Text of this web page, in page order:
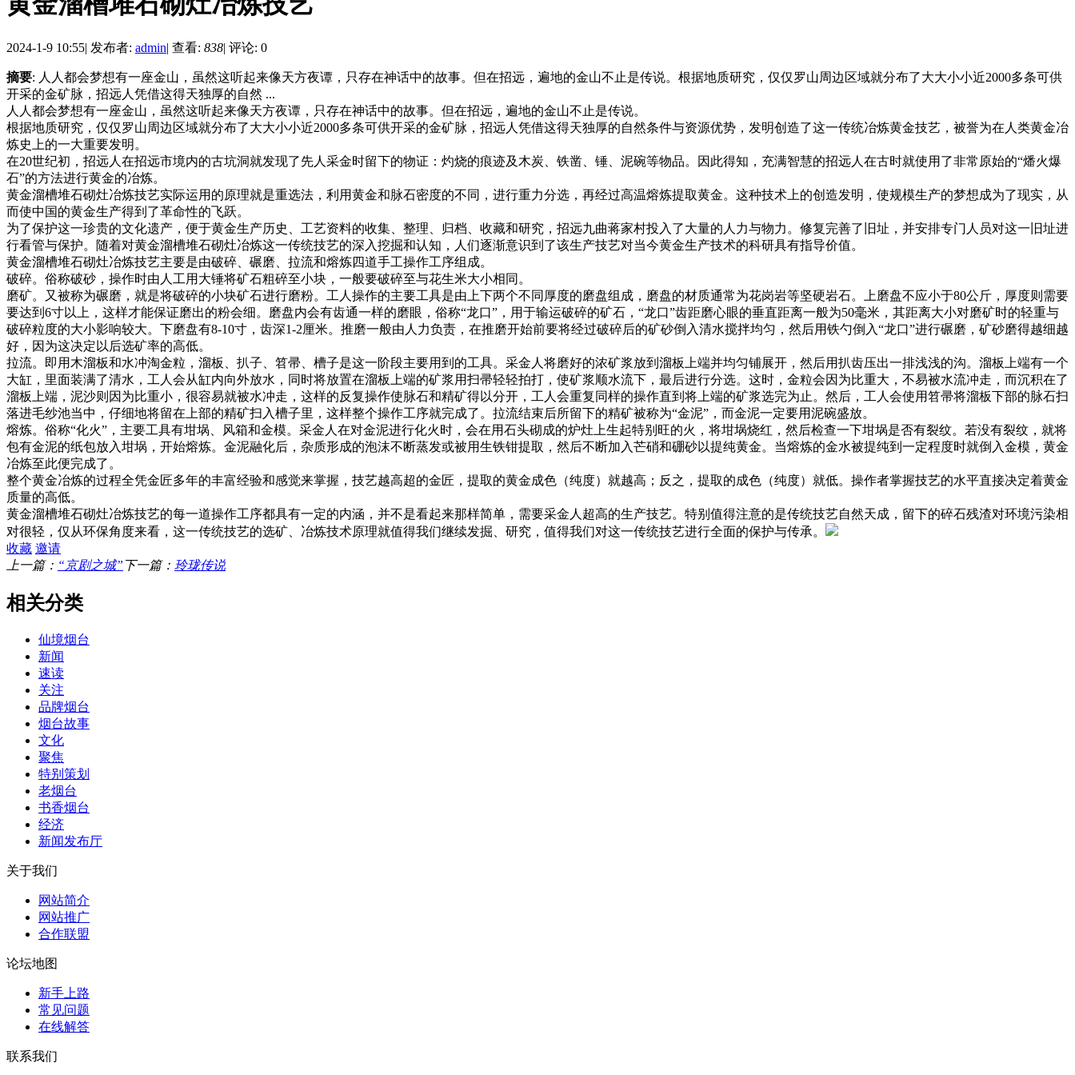
2024-1-9 10:55| 发布者: admin| 查看: 838| 评论: 0
摘要: 人人都会梦想有一座金山，虽然这听起来像天方夜谭，只存在神话中的故事。但在招远，遍地的金山不止是传说。根据地质研究，仅仅罗山周边区域就分布了大大小小近2000多条可供
开采的金矿脉，招远人凭借这得天独厚的自然 ...
人人都会梦想有一座金山，虽然这听起来像天方夜谭，只存在神话中的故事。但在招远，遍地的金山不止是传说。
根据地质研究，仅仅罗山周边区域就分布了大大小小近2000多条可供开采的金矿脉，招远人凭借这得天独厚的自然条件与资源优势，发明创造了这一传统冶炼黄金技艺，被誉为在人类黄金冶
炼史上的一大重要发明。
在20世纪初，招远人在招远市境内的古坑洞就发现了先人采金时留下的物证：灼烧的痕迹及木炭、铁凿、锤、泥碗等物品。因此得知，充满智慧的招远人在古时就使用了非常原始的“燔火爆
石”的方法进行黄金的冶炼。
黄金溜槽堆石砌灶冶炼技艺实际运用的原理就是重选法，利用黄金和脉石密度的不同，进行重力分选，再经过高温熔炼提取黄金。这种技术上的创造发明，使规模生产的梦想成为了现实，从
而使中国的黄金生产得到了革命性的飞跃。
为了保护这一珍贵的文化遗产，便于黄金生产历史、工艺资料的收集、整理、归档、收藏和研究，招远九曲蒋家村投入了大量的人力与物力。修复完善了旧址，并安排专门人员对这一旧址进
行看管与保护。随着对黄金溜槽堆石砌灶冶炼这一传统技艺的深入挖掘和认知，人们逐渐意识到了该生产技艺对当今黄金生产技术的科研具有指导价值。
黄金溜槽堆石砌灶冶炼技艺主要是由破碎、碾磨、拉流和熔炼四道手工操作工序组成。
破碎。俗称破砂，操作时由人工用大锤将矿石粗碎至小块，一般要破碎至与花生米大小相同。
磨矿。又被称为碾磨，就是将破碎的小块矿石进行磨粉。工人操作的主要工具是由上下两个不同厚度的磨盘组成，磨盘的材质通常为花岗岩等坚硬岩石。上磨盘不应小于80公斤，厚度则需要
要达到6寸以上，这样才能保证磨出的粉会细。磨盘内会有齿通一样的磨眼，俗称“龙口”，用于输运破碎的矿石，“龙口”齿距磨心眼的垂直距离一般为50毫米，其距离大小对磨矿时的轻重与
破碎粒度的大小影响较大。下磨盘有8-10寸，齿深1-2厘米。推磨一般由人力负责，在推磨开始前要将经过破碎后的矿砂倒入清水搅拌均匀，然后用铁勺倒入“龙口”进行碾磨，矿砂磨得越细越
好，因为这决定以后选矿率的高低。
拉流。即用木溜板和水冲淘金粒，溜板、扒子、笤帚、槽子是这一阶段主要用到的工具。采金人将磨好的浓矿浆放到溜板上端并均匀铺展开，然后用扒齿压出一排浅浅的沟。溜板上端有一个
大缸，里面装满了清水，工人会从缸内向外放水，同时将放置在溜板上端的矿浆用扫帚轻轻拍打，使矿浆顺水流下，最后进行分选。这时，金粒会因为比重大，不易被水流冲走，而沉积在了
溜板上端，泥沙则因为比重小，很容易就被水冲走，这样的反复操作使脉石和精矿得以分开，工人会重复同样的操作直到将上端的矿浆选完为止。然后，工人会使用笤帚将溜板下部的脉石扫
落进毛纱池当中，仔细地将留在上部的精矿扫入槽子里，这样整个操作工序就完成了。拉流结束后所留下的精矿被称为“金泥”，而金泥一定要用泥碗盛放。
熔炼。俗称“化火”，主要工具有坩埚、风箱和金模。采金人在对金泥进行化火时，会在用石头砌成的炉灶上生起特别旺的火，将坩埚烧红，然后检查一下坩埚是否有裂纹。若没有裂纹，就将
包有金泥的纸包放入坩埚，开始熔炼。金泥融化后，杂质形成的泡沫不断蒸发或被用生铁钳提取，然后不断加入芒硝和硼砂以提纯黄金。当熔炼的金水被提纯到一定程度时就倒入金模，黄金
冶炼至此便完成了。
整个黄金冶炼的过程全凭金匠多年的丰富经验和感觉来掌握，技艺越高超的金匠，提取的黄金成色（纯度）就越高；反之，提取的成色（纯度）就低。操作者掌握技艺的水平直接决定着黄金
质量的高低。
黄金溜槽堆石砌灶冶炼技艺的每一道操作工序都具有一定的内涵，并不是看起来那样简单，需要采金人超高的生产技艺。特别值得注意的是传统技艺自然天成，留下的碎石残渣对环境污染相
对很轻，仅从环保角度来看，这一传统技艺的选矿、冶炼技术原理就值得我们继续发掘、研究，值得我们对这一传统技艺进行全面的保护与传承。
收藏 邀请
上一篇： “京剧之城” 下一篇： 玲珑传说
相关分类
仙境烟台
新闻
速读
关注
品牌烟台
烟台故事
文化
聚焦
特别策划
老烟台
书香烟台
经济
新闻发布厅
关于我们
网站简介
网站推广
合作联盟
论坛地图
新手上路
常见问题
在线解答
联系我们